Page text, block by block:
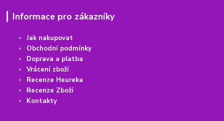
Informace pro zákazníky
Jak nakupovat
Obchodní podmínky
Doprava a platba
Vrácení zboží
Recenze Heureka
Recenze Zboží
Kontakty